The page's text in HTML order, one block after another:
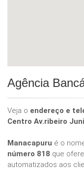
Agência
Veja o endereço e
Centro Av.ribeiro
Manacapuru é o
número 818 que
automatizados aos